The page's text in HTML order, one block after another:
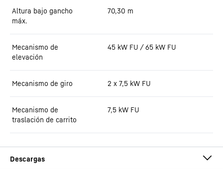
Altura bajo gancho
máx.
70,30 m
Mecanismo de
elevación
45 kW FU / 65 kW FU
Mecanismo de giro 2 x 7,5 kW FU
Mecanismo de
traslación de carrito
7,5 kW FU